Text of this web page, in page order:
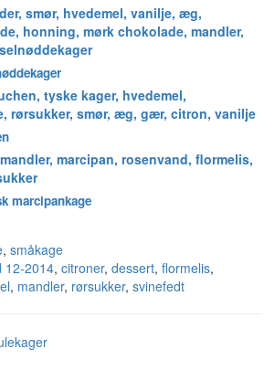
marcipankage
, småkage
12-2014, citroner, dessert, flormelis,
, mandler, rørsukker, svinefedt